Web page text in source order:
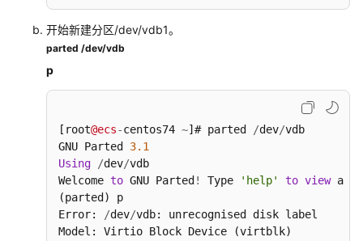
像
边
缘
开始新建分区/dev/vdb1。
parted /dev/vdb
p
[root@ecs-centos74 ~]# parted /dev/vdb
GNU Parted 3.1
Using
/dev/vdb
Welcome to GNU Parted ! Type 'help' to view a
(parted) p
Error:
/dev/vdb: unrecognised disk label
Model: Virtio Block Device (virtblk)